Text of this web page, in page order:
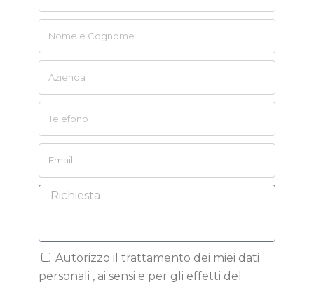
Autorizzo il trattamento dei miei dati
personali , ai sensi e per gli effetti del